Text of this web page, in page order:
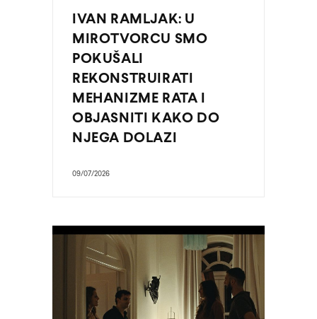
IVAN RAMLJAK: U
MIROTVORCU SMO
POKUŠALI
REKONSTRUIRATI
MEHANIZME RATA I
OBJASNITI KAKO DO
NJEGA DOLAZI
09/07/2026